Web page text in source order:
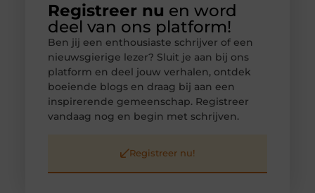
Registreer nu en word
deel van ons platform!
Ben jij een enthousiaste schrijver of een
nieuwsgierige lezer? Sluit je aan bij ons
platform en deel jouw verhalen, ontdek
boeiende blogs en draag bij aan een
inspirerende gemeenschap. Registreer
vandaag nog en begin met schrijven.
Registreer nu!